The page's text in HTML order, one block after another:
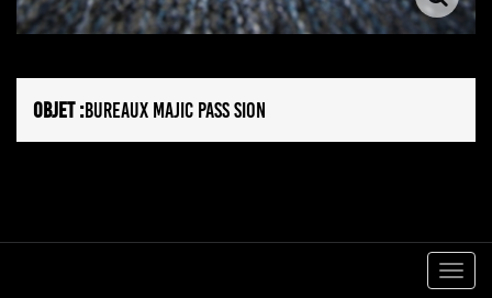
OBJET :BUREAUX MAJIC PASS SION